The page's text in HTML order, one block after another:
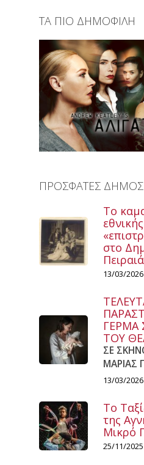
ΤΑ ΠΙΟ ΔΗΜΟΦΙΛΗ
ΠΡΟΣΦΑΤΕΣ
Το
στο
Πειραιά
13/03/2026
ΓΕΡΜΑ
ΤΟΥ
ΣΕ
ΜΑΡΙΑΣ
13/03/2026
Το
της
Μικρό
25/11/2025